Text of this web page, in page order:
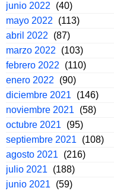
junio 2022
(40)
mayo 2022
(113)
abril 2022
(87)
marzo 2022
(103)
febrero 2022
(110)
enero 2022
(90)
diciembre 2021
(146)
noviembre 2021
(58)
octubre 2021
(95)
septiembre 2021
(108)
agosto 2021
(216)
julio 2021
(188)
junio 2021
(59)